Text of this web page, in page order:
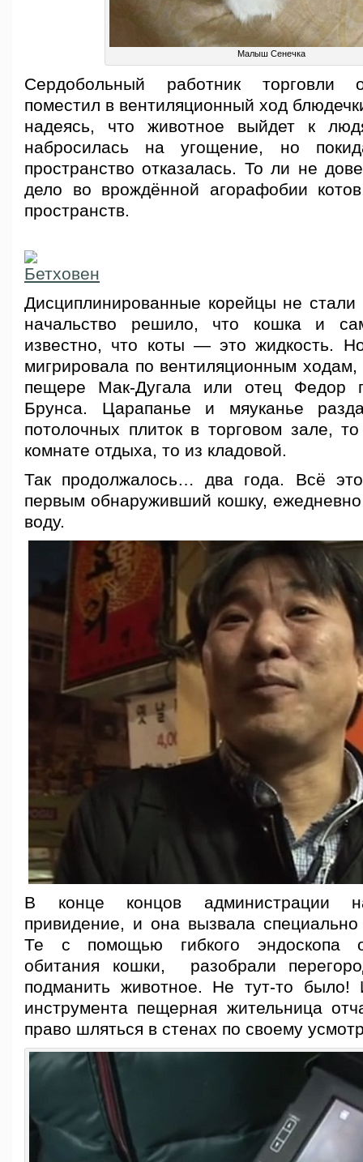
Малыш Сенечка
Сердобольный работник торговли
поместил в вентиляционный ход
надеясь, что животное выйдет к
набросилась на угощение, но
пространство отказалась. То ли не
дело во врождённой агорафобии
пространств.
Дисциплинированные корейцы не стали
начальство решило, что кошка и
известно, что коты — это жидкость.
мигрировала по вентиляционным
пещере Мак-Дугала или отец Федор
Брунса. Царапанье и мяуканье
потолочных плиток в торговом зале,
комнате отдыха, то из кладовой.
Так продолжалось… два года. Всё
первым обнаруживший кошку,
воду.
В конце концов администрации
привидение, и она вызвала
Те с помощью гибкого эндоскопа
обитания кошки, разобрали
подманить животное. Не тут-то было!
инструмента пещерная жительница
право шляться в стенах по своему